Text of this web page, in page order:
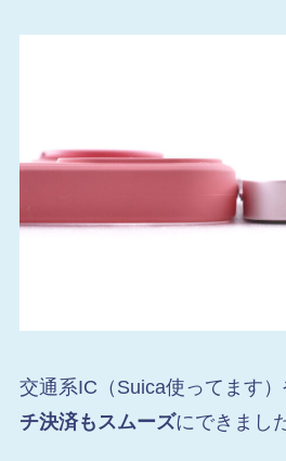
交通系IC（Suica使ってます
チ決済もスムーズにできまし